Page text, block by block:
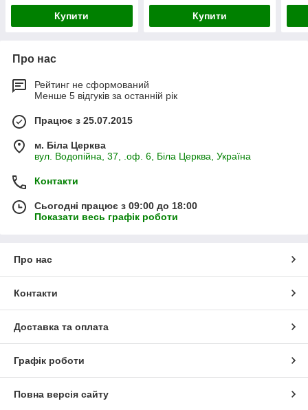
Купити Купити
Про нас
Рейтинг не сформований
Менше 5 відгуків за останній рік
Працює з 25.07.2015
м. Біла Церква
вул. Водопійна, 37, .оф. 6, Біла Церква, Україна
Контакти
Сьогодні працює з 09:00 до 18:00
Показати весь графік роботи
Про нас
Контакти
Доставка та оплата
Графік роботи
Повна версія сайту